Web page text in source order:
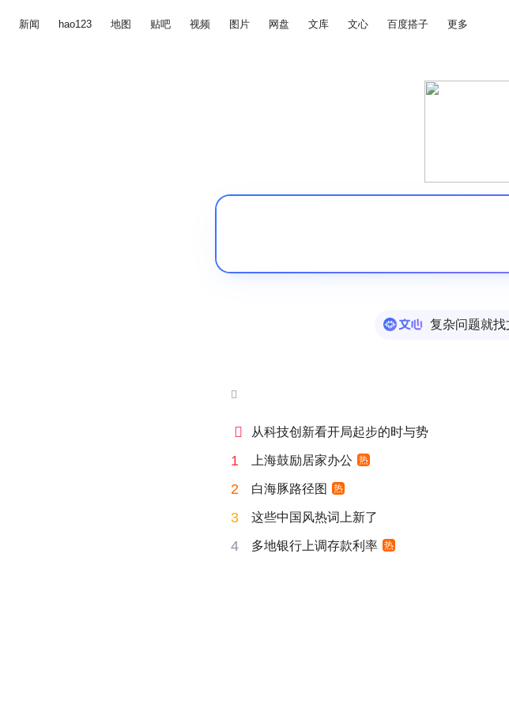
新闻 hao123 地图 贴吧 视频 图片 网盘 文库 文心 百度搭子 更多
复杂问题就

 从科技创新看开局起步的时与势
1 上海鼓励居家办公 热
2 白海豚路径图 热
3 这些中国风热词上新了
4 多地银行上调存款利率 热